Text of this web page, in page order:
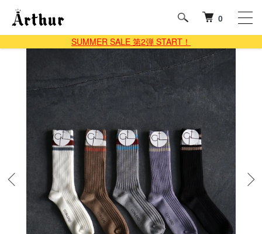
0
SUMMER SALE 第2弾 START！